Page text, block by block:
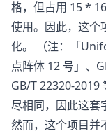
格，但占用 15 *
使用。因此，这
化。 （注：「
点阵体 12 号」、
GB/T 22320-2019
尽相同，因此这套
然而，这个项目